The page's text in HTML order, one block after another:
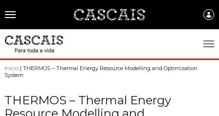
Português
CASCAIS.PT
SOBRE CASCAIS:
Início| THERMOS – Thermal Energy Resource Modelling and Optimization
System
THERMOS – Thermal Energy
Resource Modelling and